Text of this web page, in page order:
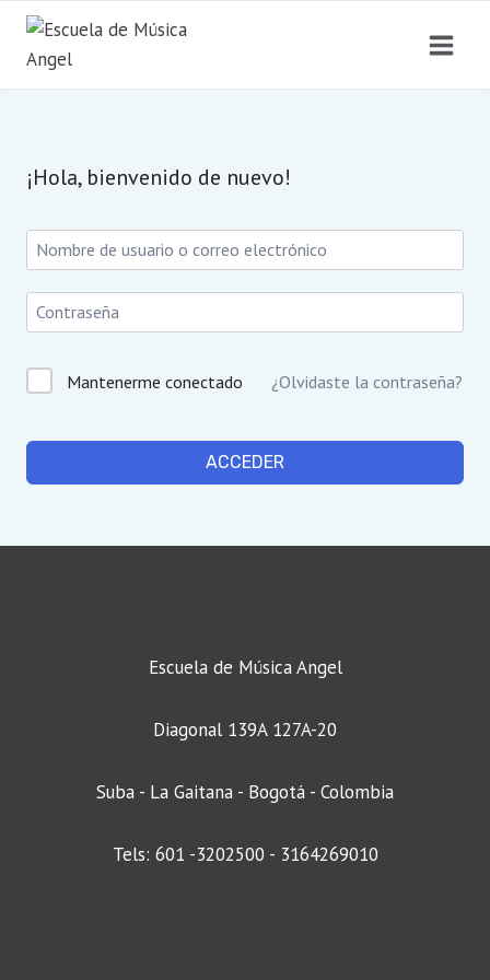
Saltar
contenido
¡Hola, bienvenido de nuevo!
Mantenerme conectado ¿Olvidaste la contraseña?
ACCEDER
Escuela de Música Angel
Diagonal 139A 127A-20
Suba - La Gaitana - Bogotá - Colombia
Tels: 601 -3202500 - 3164269010